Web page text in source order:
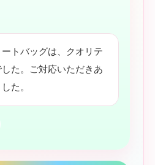
トバッグは、クオリテ
た。ご対応いただきあ
た。